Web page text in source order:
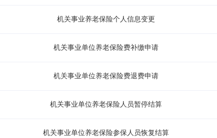
机关事业养老保险个人信息变更
机关事业单位养老保险费补缴申请
机关事业单位养老保险费退费申请
机关事业单位养老保险人员暂停结算
机关事业单位养老保险参保人员恢复结算